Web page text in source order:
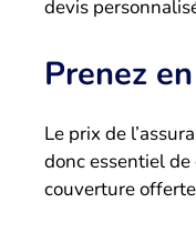
devis
Prenez
Le prix de
donc essentiel
couverture